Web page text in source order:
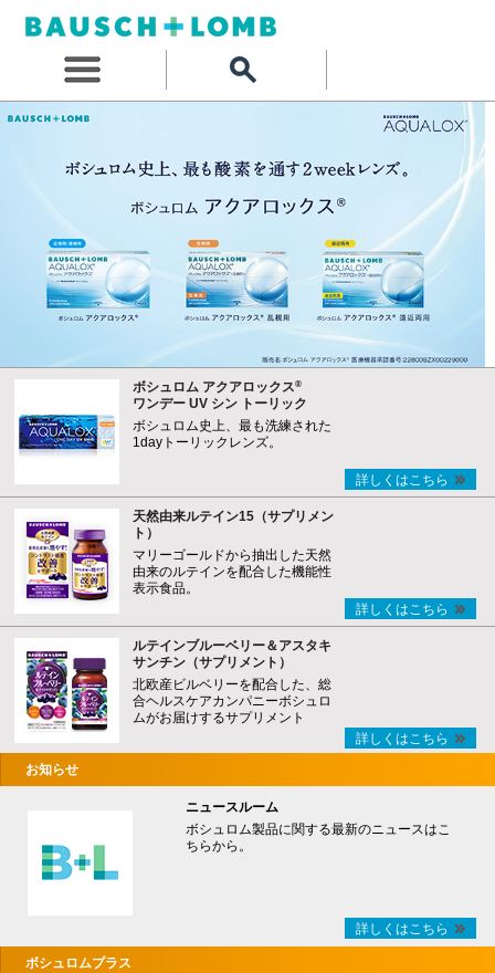
ボシュロム アクアロックス®
ワンデー UV シン トーリック
ボシュロム史上、最も洗練された
1dayトーリックレンズ。
詳しくはこちら
天然由来ルテイン15（サプリメン
ト）
マリーゴールドから抽出した天然
由来のルテインを配合した機能性
表示食品。
詳しくはこちら
ルテインブルーベリー＆アスタキ
サンチン（サプリメント）
北欧産ビルベリーを配合した、総
合ヘルスケアカンパニーボシュロ
ムがお届けするサプリメント
詳しくはこちら
お知らせ
ニュースルーム
ボシュロム製品に関する最新のニュースはこ
ちらから。
詳しくはこちら
ボシュロムプラス